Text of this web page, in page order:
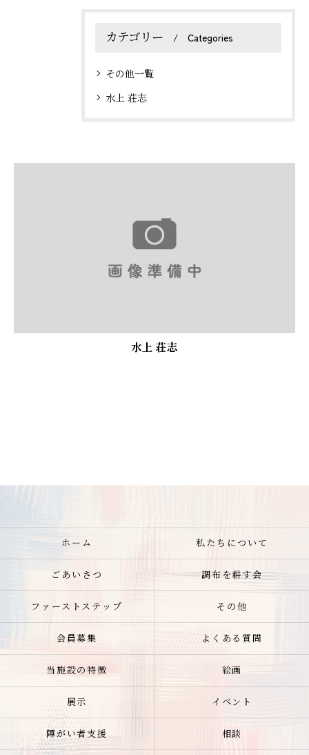
カテゴリー Categories
その他一覧
水上 荘志
水上 荘志
ホーム 私たちについて
ごあいさつ 調布を耕す会
ファーストステップ その他
会員募集 よくある質問
当施設の特徴 絵画
展示 イベント
障がい者支援 相談